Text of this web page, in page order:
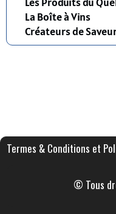
La Boîte à Vins
Créateurs de
Termes & Conditions et
© Tous